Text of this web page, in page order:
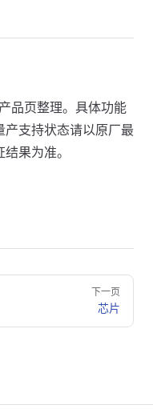
品页整理。具体功能
产支持状态请以原厂最
果为准。
下一页
芯片